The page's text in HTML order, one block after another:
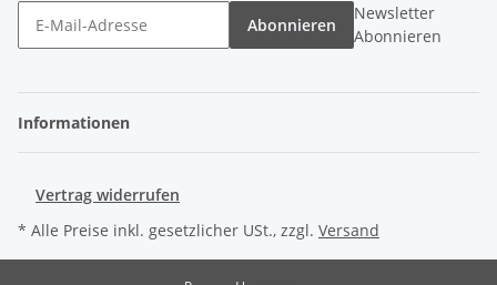
Abonnieren
Newsletter
Abonnieren
Informationen
Vertrag widerrufen
* Alle Preise inkl. gesetzlicher USt., zzgl. Versand